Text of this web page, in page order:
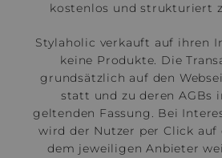
kostenlos und strukturiert
Stylaholic verkauft auf ihren
keine Produkte. Die
grundsätzlich auf den
statt und zu deren AGBs
geltenden Fassung. Bei
wird der Nutzer per Click auf
dem jeweiligen Anbieter